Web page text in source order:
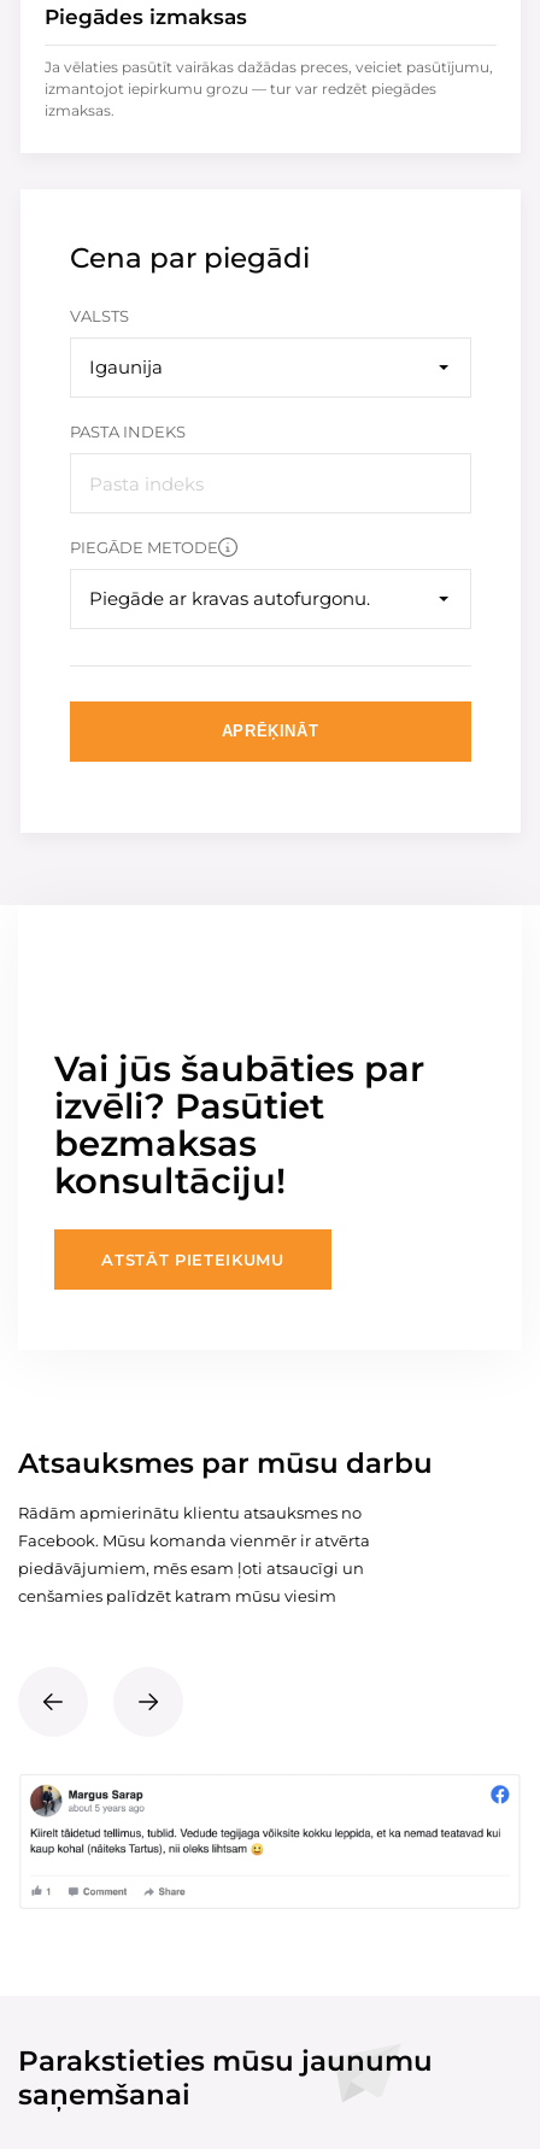
Cena par piegādi
VALSTS
Igaunija
PASTA INDEKS
PIEGĀDE METODE
Piegāde ar kravas autofurgonu.
APRĒĶINĀT
Piegādes izmaksas
Ja vēlaties pasūtīt vairākas dažādas preces, veiciet pasūtījumu,
izmantojot iepirkumu grozu — tur var redzēt piegādes
izmaksas.
Vai jūs šaubāties par
izvēli? Pasūtiet
bezmaksas
konsultāciju!
ATSTĀT PIETEIKUMU
Atsauksmes par mūsu darbu
Rādām apmierinātu klientu atsauksmes no
Facebook. Mūsu komanda vienmēr ir atvērta
piedāvājumiem, mēs esam ļoti atsaucīgi un
cenšamies palīdzēt katram mūsu viesim
Parakstieties mūsu jaunumu
saņemšanai